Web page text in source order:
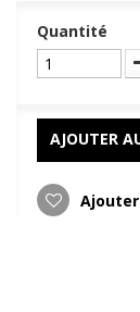
Quantité
AJOUTER